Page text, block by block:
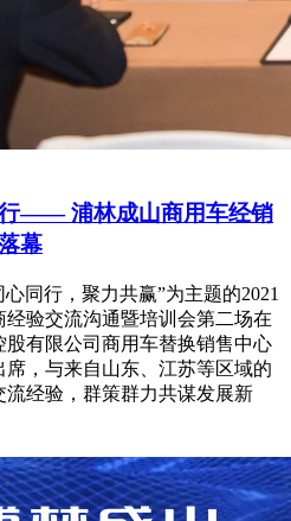
—— 浦林成山商用车经销
幕
同行，聚力共赢”为主题的2021
验交流沟通暨培训会第二场在
有限公司商用车替换销售中心
，与来自山东、江苏等区域的
经验，群策群力共谋发展新